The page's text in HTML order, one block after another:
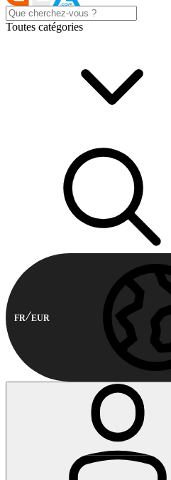
Toutes catégories
FR EUR